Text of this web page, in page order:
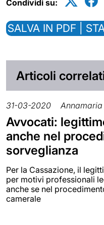
Condividi su:
SALVA IN PDF |
Articoli
31-03-2020
Avvocati:
anche nel
sorveglianza
Per la Cassazione, il
per motivi professionali
anche se nel
camerale